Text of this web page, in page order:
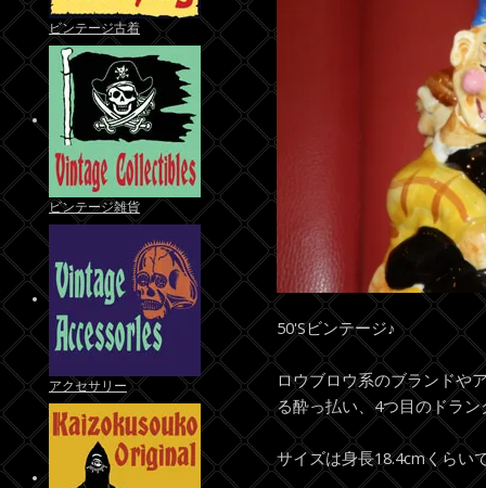
50'Sビンテージ♪
ロウブロウ系のブランドや
る酔っ払い、4つ目のドラ
サイズは身長18.4cmくらい
ビンテージ古着
ビンテージ雑貨
アクセサリー